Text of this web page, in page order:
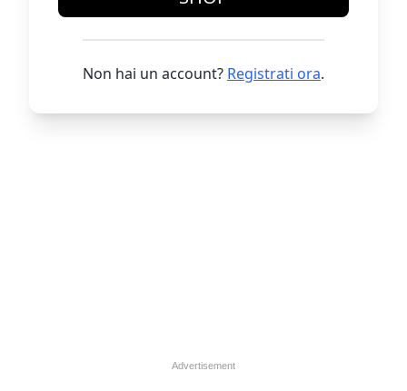
Non hai un account? Registrati ora.